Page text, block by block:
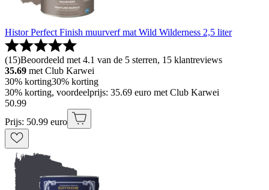
Histor Perfect Finish muurverf mat Wild Wilderness 2,5 liter
(15)Beoordeeld met 4.1 van de 5 sterren, 15 klantreviews
35.69 met Club Karwei
30% korting30% korting
30% korting, voordeelprijs: 35.69 euro met Club Karwei
50.99
Prijs: 50.99 euro